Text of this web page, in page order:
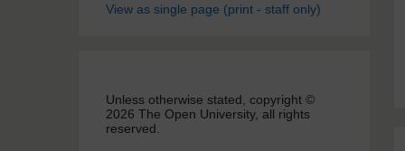
View as single page (print - staff only)
Unless otherwise stated, copyright ©
2026 The Open University, all rights
reserved.